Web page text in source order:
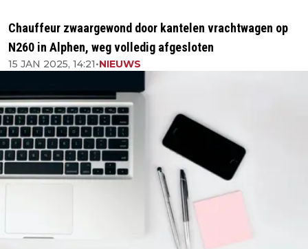
Chauffeur zwaargewond door kantelen vrachtwagen op
N260 in Alphen, weg volledig afgesloten
15 JAN 2025, 14:21•NIEUWS